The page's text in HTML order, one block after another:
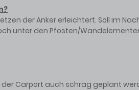
der Anker erleichtert. Soll im
unter den Pfosten/
Carport auch schräg geplant